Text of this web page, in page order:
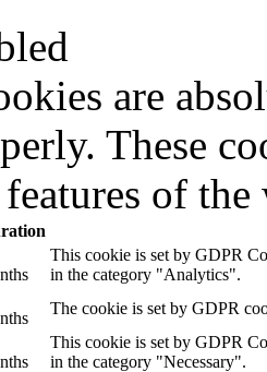
are
These
of
This cookie is set by GDPR
in the category "Analytics".
The cookie is set by GDPR
This cookie is set by GDPR
in the category "Necessary".